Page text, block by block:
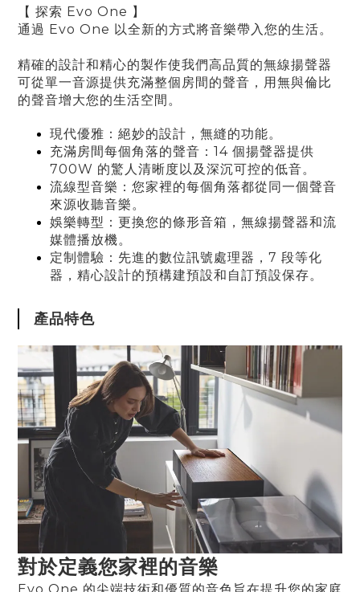
【 探索 Evo One 】
通過 Evo One 以全新的方式將音樂帶入您的生活。
精確的設計和精心的製作使我們高品質的無線揚聲器
可從單一音源提供充滿整個房間的聲音，用無與倫比
的聲音增大您的生活空間。
現代優雅：絕妙的設計，無縫的功能。
充滿房間每個角落的聲音：14 個揚聲器提供
700W 的驚人清晰度以及深沉可控的低音。
流線型音樂：您家裡的每個角落都從同一個聲音
來源收聽音樂。
娛樂轉型：更換您的條形音箱，無線揚聲器和流
媒體播放機。
定制體驗：先進的數位訊號處理器，7 段等化
器，精心設計的預構建預設和自訂預設保存。
產品特色
對於定義您家裡的音樂